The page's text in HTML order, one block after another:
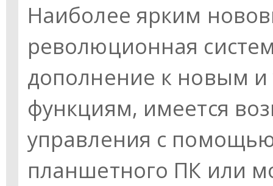
Наиболее ярким
революционная
дополнение к новым
функциям, имеется
управления с помощью
планшетного ПК или